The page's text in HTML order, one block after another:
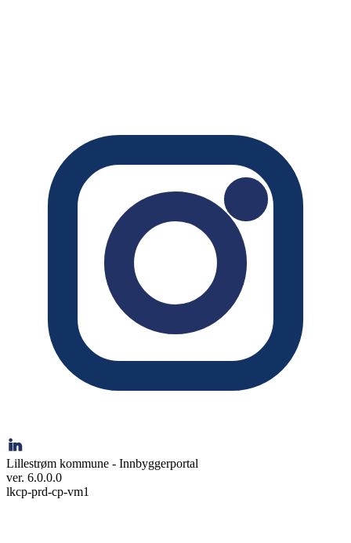
Lillestrøm kommune - Innbyggerportal
ver. 6.0.0.0
lkcp-prd-cp-vm1